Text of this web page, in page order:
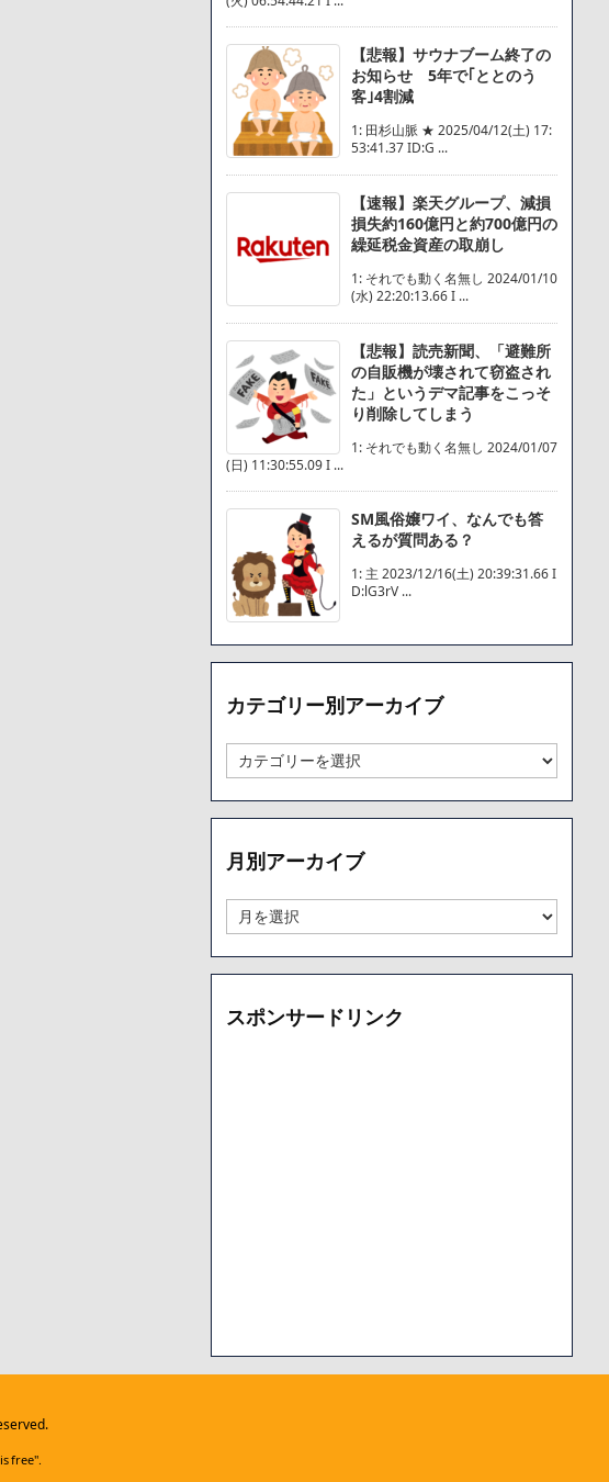
【悲報】サウナブーム終了の
お知らせ 5年で｢ととのう
客｣4割減
1: 田杉山脈 ★ 2025/04/12(土) 17:
53:41.37 ID:G ...
【速報】楽天グループ、減損
損失約160億円と約700億円の
繰延税金資産の取崩し
1: それでも動く名無し 2024/01/10
(水) 22:20:13.66 I ...
【悲報】読売新聞、「避難所
の自販機が壊されて窃盗され
た」というデマ記事をこっそ
り削除してしまう
1: それでも動く名無し 2024/01/07
(日) 11:30:55.09 I ...
SM風俗嬢ワイ、なんでも答
えるが質問ある？
1: 主 2023/12/16(土) 20:39:31.66 I
D:lG3rV ...
カテゴリー別アーカイブ
テ
ゴ
リ
別
ー
カ
ブ
月別アーカイブ
別
ア
ー
イ
スポンサードリンク
free".